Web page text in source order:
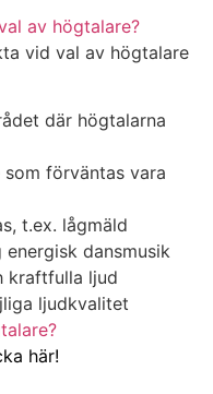
av högtalare?
vid val av högtalare
där högtalarna
förväntas vara
t.ex. lågmäld
dansmusik
kraftfulla ljud
ljudkvalitet
här!